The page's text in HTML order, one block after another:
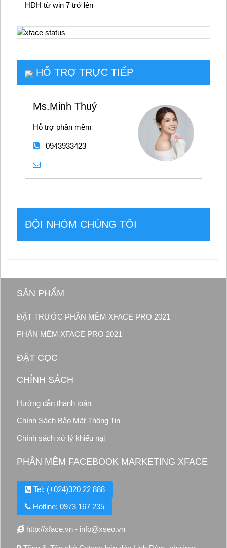
HĐH từ win 7 trở lên
HỖ TRỢ TRỰC TIẾP
Ms.Minh Thuý
Hỗ trợ phần mềm
0943933423
ĐỘI NHÓM CHÚNG TÔI
SẢN PHẨM
ĐẶT TRƯỚC PHẦN MỀM XFACE PRO 2021
PHẦN MỀM XFACE PRO 2021
ĐẶT CỌC
CHÍNH SÁCH
Hướng dẫn thanh toán
Chính Sách Bảo Mật Thông Tin
Chính sách xử lý khiếu nại
PHẦN MỀM FACEBOOK MARKETING XFACE
Tel: (+024)320 22 888
Hotline: 0973 167 235
http://xface.vn - info@xseo.vn